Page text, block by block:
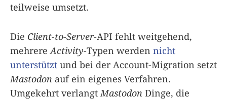
teilweise umsetzt.
Die Client-to-Server-API fehlt weitgehend,
mehrere Activity-Typen werden nicht
unterstützt und bei der Account-Migration setzt
Mastodon auf ein eigenes Verfahren.
Umgekehrt verlangt Mastodon Dinge, die